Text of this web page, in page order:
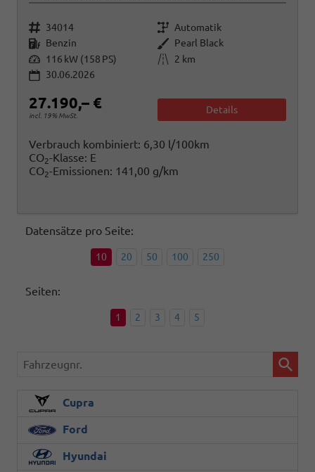
Fahrzeugnr. 34014 Getriebe Automatik
Kraftstoff Benzin Außenfarbe Pearl Black
Leistung 116 kW (158 PS) Kilometerstand
2 km
30.06.2026
27.190,– €
incl. 19% MwSt.
Details
Verbrauch kombiniert: 6,30 l/100km
CO2-Klasse: E
CO2-Emissionen: 141,00 g/km
Datensätze pro Seite:
10 20 50 100 250
Seiten:
1 2 3 4 5
Fahrzeugnr.
Cupra
Ford
Hyundai